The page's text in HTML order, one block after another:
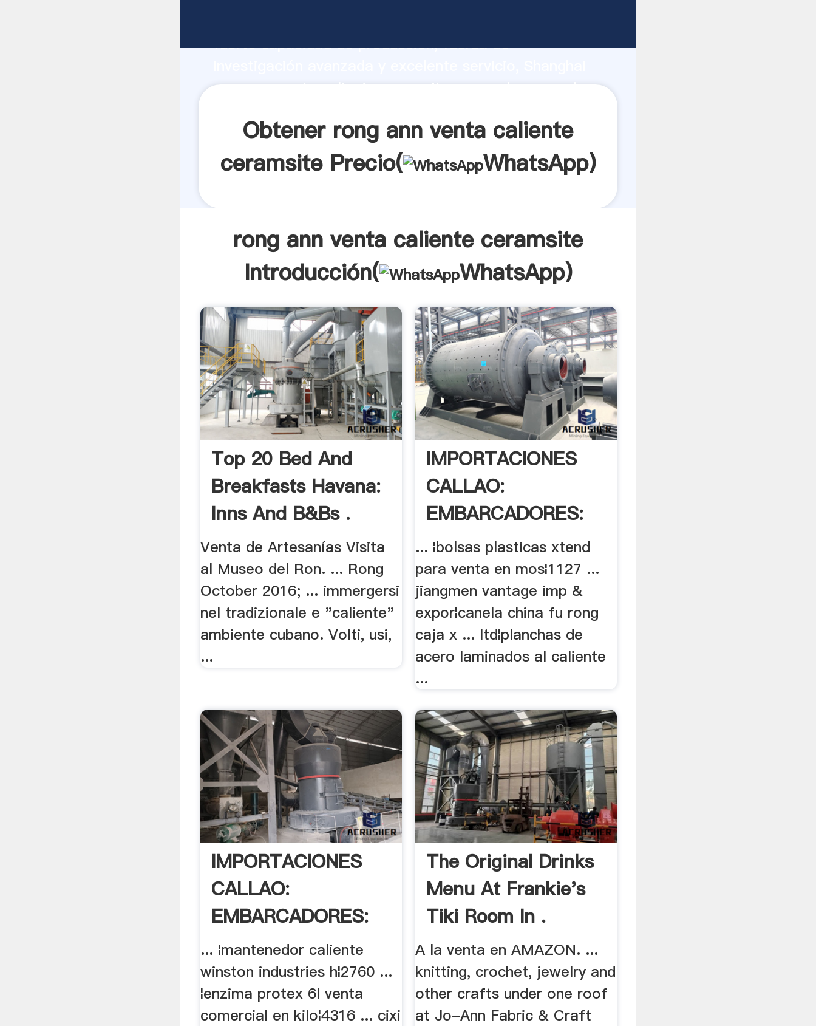
fuerte capacidad de producción, fuerza de
rong ann venta caliente ceramsite proveedor crea el
Obtener rong ann venta caliente
ceramsite Precio(
WhatsApp)
rong ann venta caliente ceramsite
Introducción(
WhatsApp)
Top 20 Bed And
Breakfasts Havana:
Inns And B&Bs .
Venta de Artesanías Visita
al Museo del Ron. ... Rong
October 2016; ... immergersi
nel tradizionale e "caliente"
ambiente cubano. Volti, usi,
...
IMPORTACIONES
CALLAO:
EMBARCADORES:
25 .
... ¦bolsas plasticas xtend
para venta en mos¦1127 ...
jiangmen vantage imp &
expor¦canela china fu rong
caja x ... ltd¦planchas de
acero laminados al caliente
...
IMPORTACIONES
CALLAO:
EMBARCADORES:
11 .
... ¦mantenedor caliente
winston industries h¦2760 ...
¦enzima protex 6l venta
comercial en kilo¦4316 ... cixi
The Original Drinks
Menu At Frankie's
Tiki Room In .
A la venta en AMAZON. ...
knitting, crochet, jewelry and
other crafts under one roof
at Jo-Ann Fabric & Craft